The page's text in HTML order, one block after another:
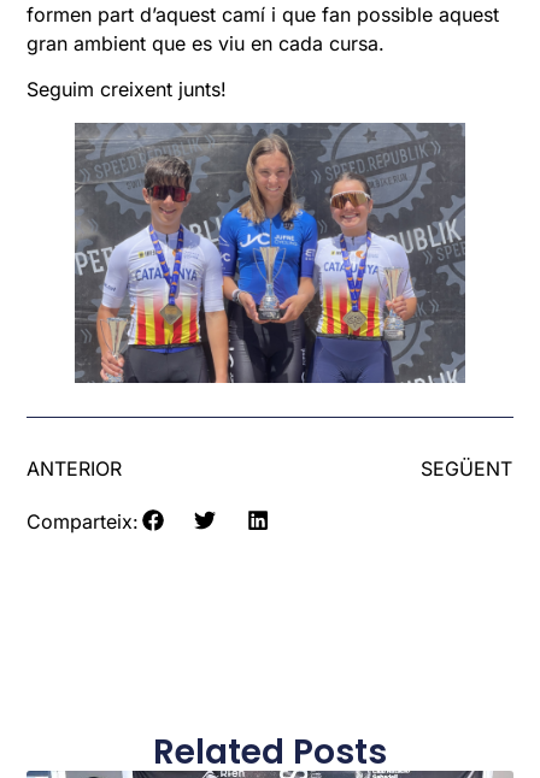
formen part d’aquest camí i que fan possible aquest
gran ambient que es viu en cada cursa.
Seguim creixent junts!
ANTERIOR SEGÜENT
Comparteix:
Related Posts